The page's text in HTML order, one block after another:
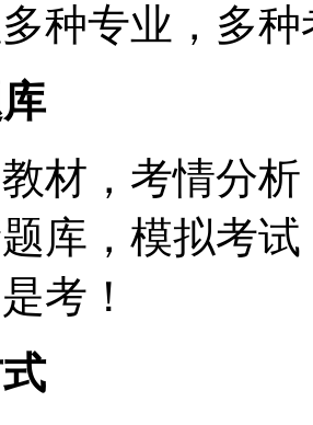
种专业，多
材，考情分析
库，模拟考试
考！